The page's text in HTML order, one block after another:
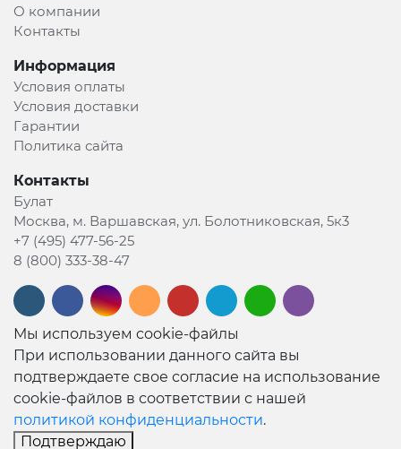
О компании
Контакты
Информация
Условия оплаты
Условия доставки
Гарантии
Политика сайта
Контакты
Булат
Москва, м. Варшавская, ул. Болотниковская, 5к3
+7 (495) 477-56-25
8 (800) 333-38-47
Мы используем cookie-файлы
При использовании данного сайта вы
подтверждаете свое согласие на использование
cookie-файлов в соответствии с нашей
политикой конфиденциальности.
Подтверждаю